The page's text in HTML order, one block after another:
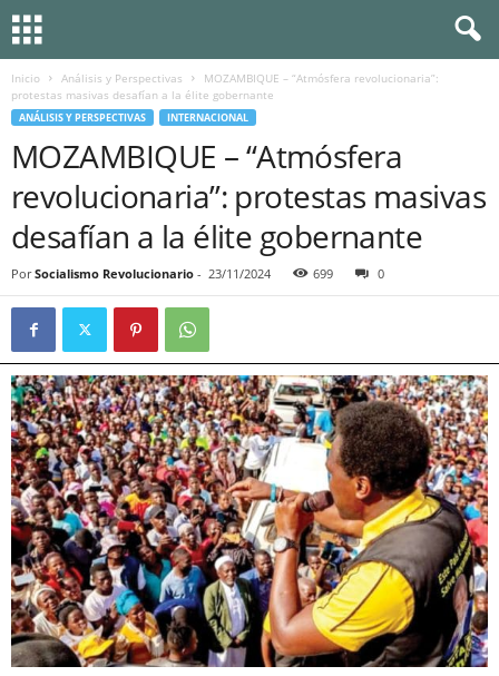
Inicio Análisis y Perspectivas
MOZAMBIQUE – “Atmósfera revolucionaria”:
protestas masivas desafían a la élite gobernante
ANÁLISIS Y PERSPECTIVAS INTERNACIONAL
MOZAMBIQUE – “Atmósfera
revolucionaria”: protestas masivas
desafían a la élite gobernante
Por Socialismo Revolucionario - 23/11/2024 699 0